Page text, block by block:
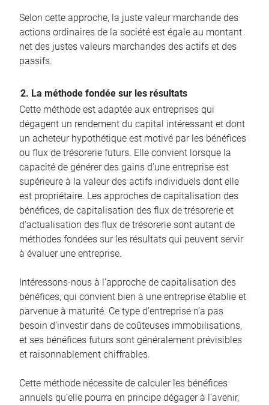
Selon cette approche, la juste valeur marchande des
actions ordinaires de la société est égale au montant
net des justes valeurs marchandes des actifs et des
passifs.
2. La méthode fondée sur les résultats
Cette méthode est adaptée aux entreprises qui
dégagent un rendement du capital intéressant et dont
un acheteur hypothétique est motivé par les bénéfices
ou flux de trésorerie futurs. Elle convient lorsque la
capacité de générer des gains d’une entreprise est
supérieure à la valeur des actifs individuels dont elle
est propriétaire. Les approches de capitalisation des
bénéfices, de capitalisation des flux de trésorerie et
d’actualisation des flux de trésorerie sont autant de
méthodes fondées sur les résultats qui peuvent servir
à évaluer une entreprise.
Intéressons-nous à l’approche de capitalisation des
bénéfices, qui convient bien à une entreprise établie et
parvenue à maturité. Ce type d’entreprise n’a pas
besoin d’investir dans de coûteuses immobilisations,
et ses bénéfices futurs sont généralement prévisibles
et raisonnablement chiffrables.
Cette méthode nécessite de calculer les bénéfices
annuels qu’elle pourra en principe dégager à l’avenir,